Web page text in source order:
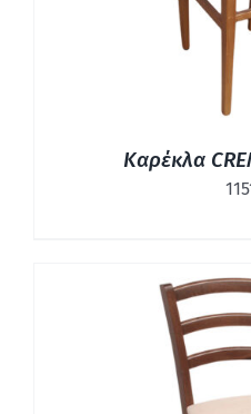
Καρέκλα